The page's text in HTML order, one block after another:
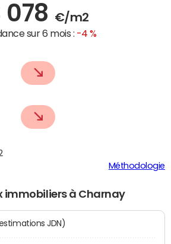
078 €/m2
sur 6 mois : -4 %
Méthodologie
immobiliers à Charnay
: estimations JDN)